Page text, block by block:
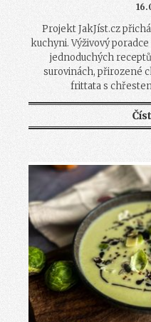
Projekt JakJíst.cz
kuchyni. Výživový
jednoduchých
surovinách, přirozené
frittata s